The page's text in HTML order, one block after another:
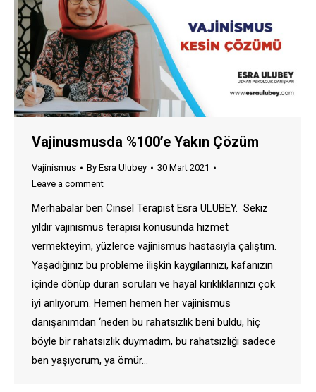
Vajinusmusda %100’e Yakın Çözüm
Vajinismus By Esra Ulubey
30 Mart 2021
Leave a comment
Merhabalar ben Cinsel Terapist Esra ULUBEY. Sekiz
yıldır vajinismus terapisi konusunda hizmet
vermekteyim, yüzlerce vajinismus hastasıyla çalıştım.
Yaşadığınız bu probleme ilişkin kaygılarınızı, kafanızın
içinde dönüp duran soruları ve hayal kırıklıklarınızı çok
iyi anlıyorum. Hemen hemen her vajinismus
danışanımdan ‘neden bu rahatsızlık beni buldu, hiç
böyle bir rahatsızlık duymadım, bu rahatsızlığı sadece
ben yaşıyorum, ya ömür…